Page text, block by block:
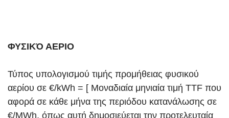
ΦΥΣΙΚΌ ΑΕΡΙΟ
Τύπος υπολογισμού τιμής προμήθειας φυσικού
αερίου σε €/kWh = [ Μοναδιαία μηνιαία τιμή TTF που
αφορά σε κάθε μήνα της περιόδου κατανάλωσης σε
€/MWh, όπως αυτή δημοσιεύεται την προτελευταία